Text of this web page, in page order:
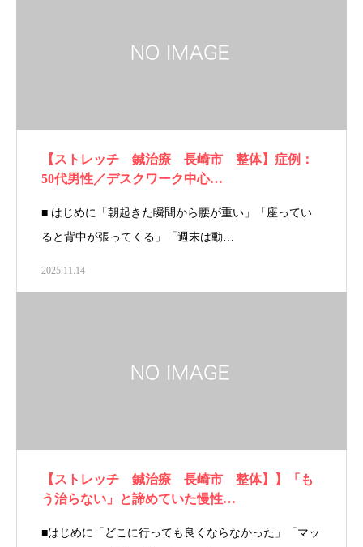
【ストレッチ 鍼治療 長崎市 整体】症例：
50代男性／デスクワーク中心…
■ はじめに「朝起きた瞬間から腰が重い」「座ってい
ると背中が張ってくる」「週末は動…
2025.11.14
【ストレッチ 鍼治療 長崎市 整体】】「も
う治らない」と諦めていた慢性…
■はじめに「どこに行っても良くならなかった」「マッ